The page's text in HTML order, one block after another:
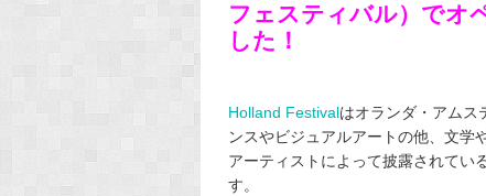
フェスティバル）でオ
した！
Holland Festivalはオランダ・アムス
ンスやビジュアルアートの他、文学
アーティストによって披露されてい
す。